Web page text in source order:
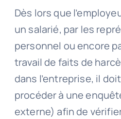
Dès lors que
un salarié, par les
personnel ou encore
travail de faits de
dans l’entreprise, il
procéder à une
externe) afin de